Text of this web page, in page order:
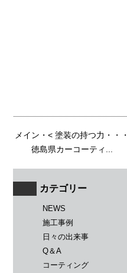
メイン ・< 塗装の持つ力・・・
徳島県カーコーティ...
カテゴリー
NEWS
施工事例
日々の出来事
Q＆A
コーティング